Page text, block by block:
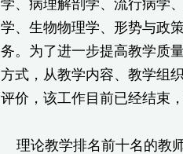
学、病理解剖学、流行病学
学、生物物理学、形势与政
务。为了进一步提高教学质
方式，从教学内容、教学组
评价，该工作目前已经结束
理论教学排名前十名的教